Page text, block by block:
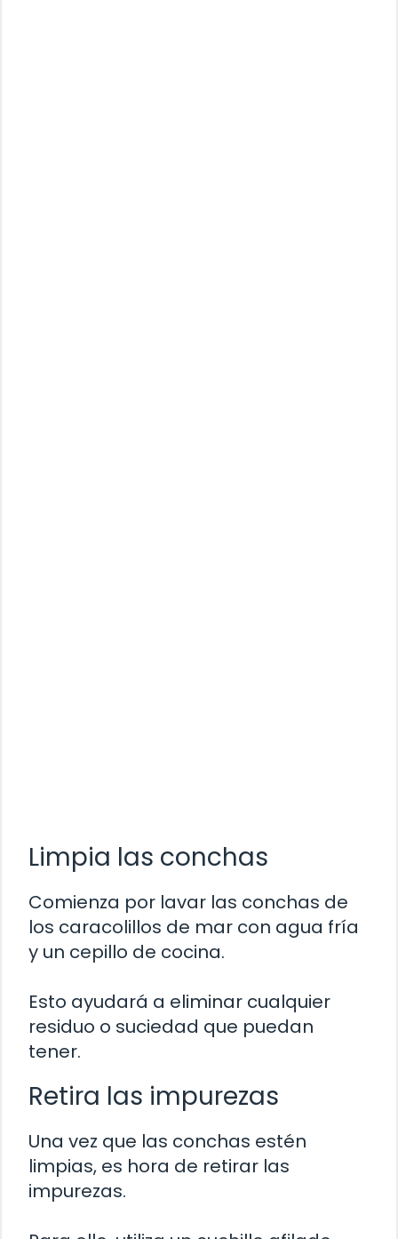
Limpia las conchas
Comienza por lavar las conchas de
los caracolillos de mar con agua fría
y un cepillo de cocina.
Esto ayudará a eliminar cualquier
residuo o suciedad que puedan
tener.
Retira las impurezas
Una vez que las conchas estén
limpias, es hora de retirar las
impurezas.